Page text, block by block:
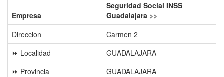
Empresa
Seguridad Social INSS
Guadalajara >>
Direccion
Carmen 2
⏩ Localidad
GUADALAJARA
⏩ Provincia
GUADALAJARA